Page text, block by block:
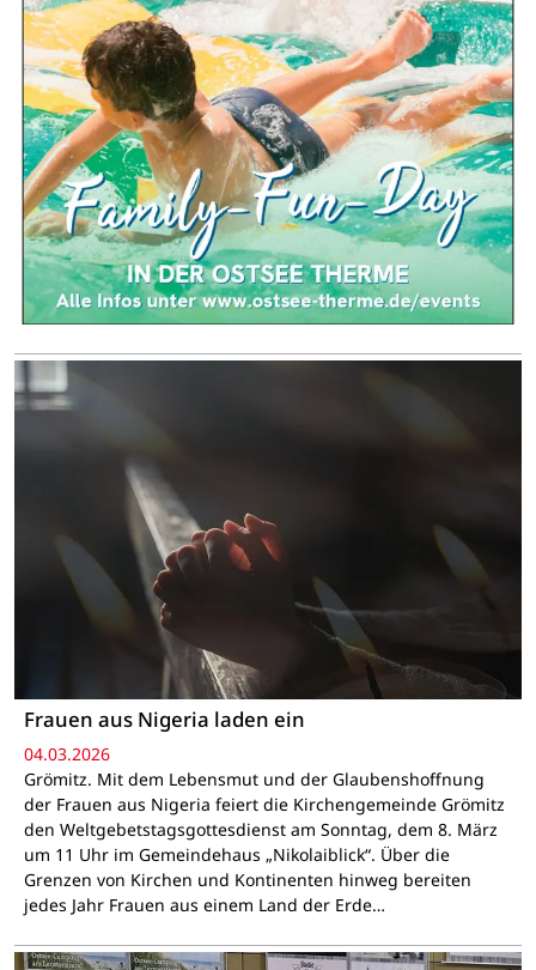
Frauen aus Nigeria laden ein
04.03.2026
Grömitz. Mit dem Lebensmut und der Glaubenshoffnung
der Frauen aus Nigeria feiert die Kirchengemeinde Grömitz
den Weltgebetstagsgottesdienst am Sonntag, dem 8. März
um 11 Uhr im Gemeindehaus „Nikolaiblick“. Über die
Grenzen von Kirchen und Kontinenten hinweg bereiten
jedes Jahr Frauen aus einem Land der Erde…